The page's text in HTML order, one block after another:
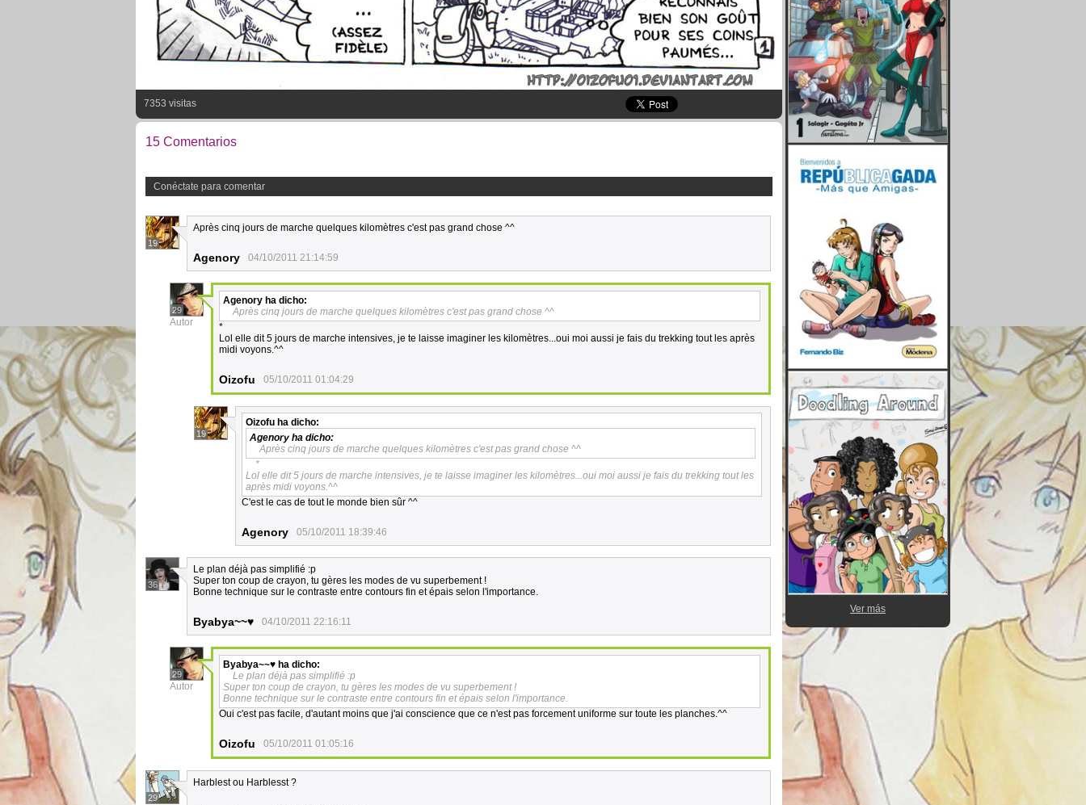
7353 visitas
15 Comentarios
Conéctate para comentar
19
Après cinq jours de marche quelques kilomètres c'est pas grand chose ^^
Agenory 04/10/2011 21:14:59
29
Autor
Agenory ha dicho:
Après cinq jours de marche quelques kilomètres c'est pas grand chose ^^
*
Lol elle dit 5 jours de marche intensives, je te laisse imaginer les kilomètres...oui moi aussi je fais du trekking tout les après
midi voyons.^^
Oizofu 05/10/2011 01:04:29
19
Oizofu ha dicho:
Agenory ha dicho:
Après cinq jours de marche quelques kilomètres c'est pas grand chose ^^
*
Lol elle dit 5 jours de marche intensives, je te laisse imaginer les kilomètres...oui moi aussi je fais du trekking tout les
après midi voyons.^^
C'est le cas de tout le monde bien sûr ^^
Agenory 05/10/2011 18:39:46
36
Le plan déjà pas simplifié :p
Super ton coup de crayon, tu gères les modes de vu superbement !
Bonne technique sur le contraste entre contours fin et épais selon l'importance.
Byabya~~♥ 04/10/2011 22:16:11
29
Autor
Byabya~~♥ ha dicho:
Le plan déjà pas simplifié :p
Super ton coup de crayon, tu gères les modes de vu superbement !
Bonne technique sur le contraste entre contours fin et épais selon l'importance.
Oui c'est pas facile, d'autant moins que j'ai conscience que ce n'est pas forcement uniforme sur toute les planches.^^
Oizofu 05/10/2011 01:05:16
29
Harblest ou Harblesst ?
Ver más